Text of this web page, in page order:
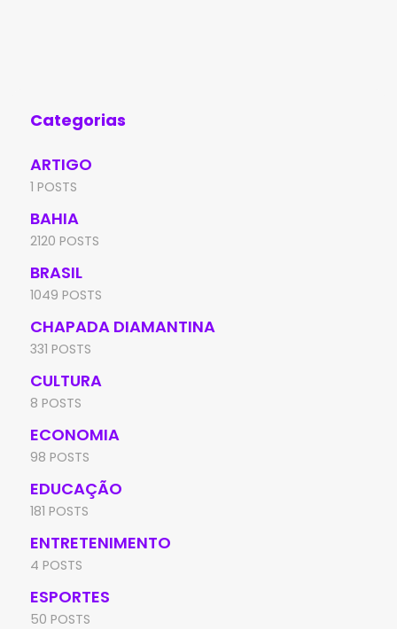
Categorias
ARTIGO
1 POSTS
BAHIA
2120 POSTS
BRASIL
1049 POSTS
CHAPADA DIAMANTINA
331 POSTS
CULTURA
8 POSTS
ECONOMIA
98 POSTS
EDUCAÇÃO
181 POSTS
ENTRETENIMENTO
4 POSTS
ESPORTES
50 POSTS